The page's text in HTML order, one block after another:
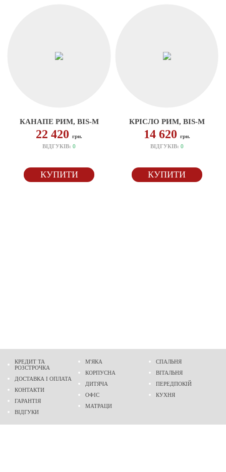
КАНАПЕ РИМ, BIS-M
22 420грн.
ВІДГУКІВ:0
КУПИТИ
КРІСЛО РИМ, BIS-M
14 620 грн.
ВІДГУКІВ: 0
КУПИТИ
КРЕДИТ ТА
РОЗСТРОЧКА
ДОСТАВКА І ОПЛАТА
КОНТАКТИ
ГАРАНТІЯ
ВІДГУКИ
М'ЯКА
КОРПУСНА
ДИТЯЧА
ОФІС
МАТРАЦИ
СПАЛЬНЯ
ВІТАЛЬНЯ
ПЕРЕДПОКІЙ
КУХНЯ